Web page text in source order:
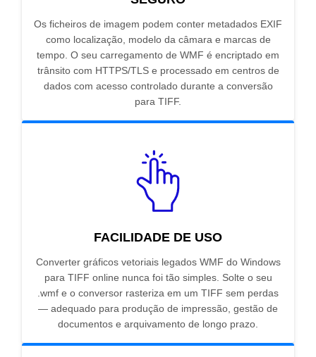
Os ficheiros de imagem podem conter metadados EXIF
como localização, modelo da câmara e marcas de
tempo. O seu carregamento de WMF é encriptado em
trânsito com HTTPS/TLS e processado em centros de
dados com acesso controlado durante a conversão
para TIFF.
FACILIDADE DE USO
Converter gráficos vetoriais legados WMF do Windows
para TIFF online nunca foi tão simples. Solte o seu
.wmf e o conversor rasteriza em um TIFF sem perdas
— adequado para produção de impressão, gestão de
documentos e arquivamento de longo prazo.